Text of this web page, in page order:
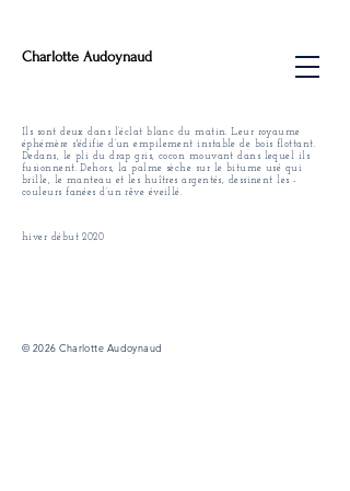
Charlotte Audoynaud
Ils sont deux dans l’éclat blanc du matin. Leur royaume
éphémère ­s'édifie d’un ­empilement instable de bois flottant.
Dedans, le pli du drap gris, cocon mouvant dans lequel ils
fusionnent. Dehors, la palme sèche sur le bitume usé qui
brille, le ­manteau et les huîtres argentés, dessinent les ­
couleurs fanées d’un rêve éveillé.
hiver début 2020
© 2026 Charlotte Audoynaud